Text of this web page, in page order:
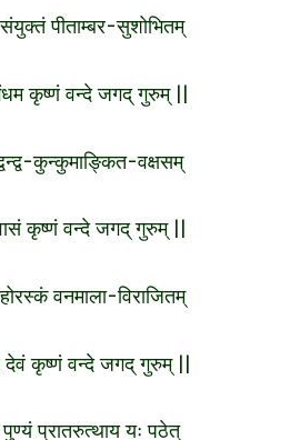
पीताम्बर-सुशोभितम्
कृष्णं वन्दे जगद् गुरुम् ||
कुन्कुमाङ्कित-वक्षसम्
कृष्णं वन्दे जगद् गुरुम् ||
वनमाला-विराजितम्
कृष्णं वन्दे जगद् गुरुम् ||
प्रातरुत्थाय यः पठेत्